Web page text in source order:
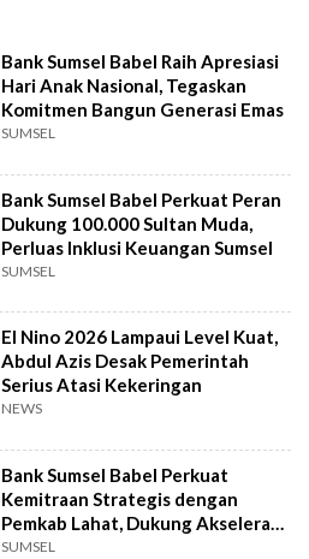
Bank Sumsel Babel Raih Apresiasi
Hari Anak Nasional, Tegaskan
Komitmen Bangun Generasi Emas
SUMSEL
Bank Sumsel Babel Perkuat Peran
Dukung 100.000 Sultan Muda,
Perluas Inklusi Keuangan Sumsel
SUMSEL
El Nino 2026 Lampaui Level Kuat,
Abdul Azis Desak Pemerintah
Serius Atasi Kekeringan
NEWS
Bank Sumsel Babel Perkuat
Kemitraan Strategis dengan
Pemkab Lahat, Dukung Akselerasi
Ekonomi Daerah
SUMSEL